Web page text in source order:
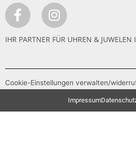
IHR PARTNER FÜR UHREN & JUWELEN
Cookie-Einstellungen verwalten/
Impressum